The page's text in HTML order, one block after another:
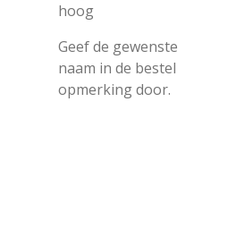
hoog
Geef de gewenste
naam in de bestel
opmerking door.